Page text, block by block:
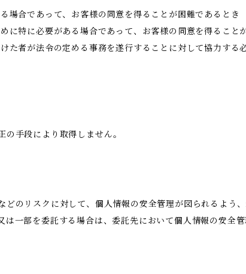
場合であって、お客様の同意を得ることが困難であるとき
に特に必要がある場合であって、お客様の同意を得ること
た者が法令の定める事務を遂行することに対して協力す
手段により取得しません。
のリスクに対して、個人情報の安全管理が図られるよう
一部を委託する場合は、委託先において個人情報の安全